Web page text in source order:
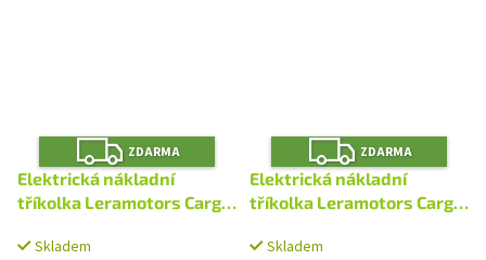
Z
D
A
R
M
ZDARMA
Elektrická nákladní
tříkolka Leramotors Cargo
Skladem
Z
D
A
R
M
ZDARMA
Elektrická nákladní
tříkolka Leramotors Cargo
Skladem